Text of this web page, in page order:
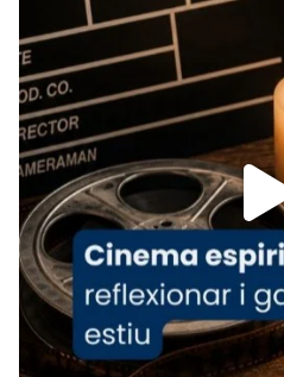
Arquebisbat de
de Barcelona.
1 week ago
Aquest dilluns, 27 de
missa d’acció de
comitè organitzador
del Sant Pare Lleó XIV
col·laboradors, a la
L’arquebisbe de
Josep Omella, ha
concelebrat el bisbe